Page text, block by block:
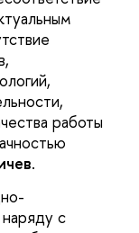
работы
.
с